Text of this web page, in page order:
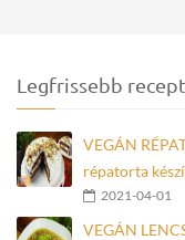
Legfrissebb
VEGÁN
répatorta
2021-04-01
VEGÁN